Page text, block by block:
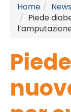
Home News
Piede